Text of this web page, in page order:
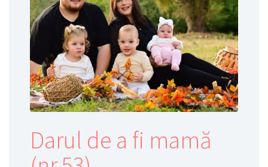
Darul de a fi mamă